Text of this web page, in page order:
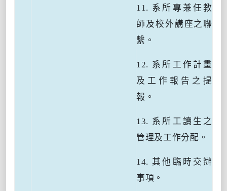
11. 系所專兼任教
師及校外講座之聯
繫。
12. 系所工作計畫
及工作報告之提
報。
13. 系所工讀生之
管理及工作分配。
14. 其他臨時交辦
事項。